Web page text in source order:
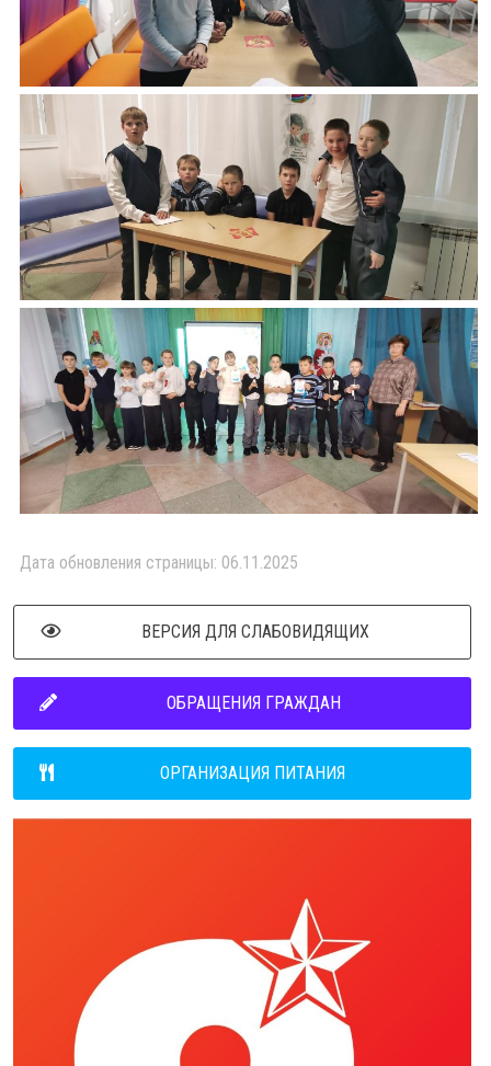
Дата обновления страницы: 06.11.2025
ВЕРСИЯ ДЛЯ СЛАБОВИДЯЩИХ
ОБРАЩЕНИЯ ГРАЖДАН
ОРГАНИЗАЦИЯ ПИТАНИЯ